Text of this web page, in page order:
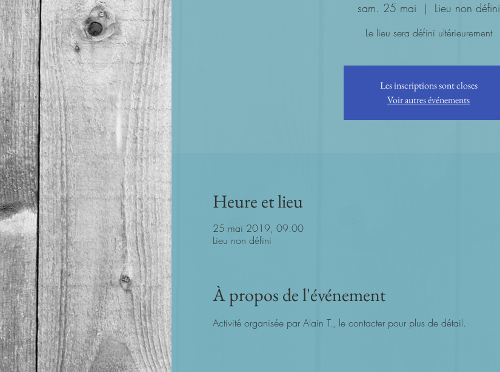
sam. 25 mai
  |
Lieu non défini
Le lieu sera défini ultérieurement
Les inscriptions sont closes
Voir autres événements
Heure et lieu
25 mai 2019, 09:00
Lieu non défini
À propos de l'événement
Activité organisée par Alain T., le contacter pour plus de détail.